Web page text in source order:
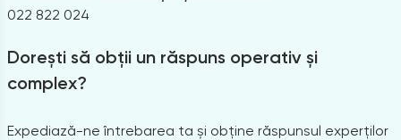
022 822 024
Dorești să obții un răspuns operativ și
complex?
Expediază-ne întrebarea ta și obține răspunsul experților